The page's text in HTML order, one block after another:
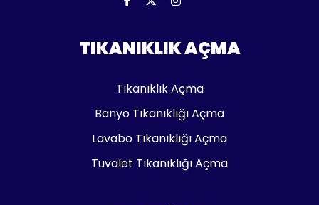
TIKANIKLIK AÇMA
Tıkanıklık Açma
Banyo Tıkanıklığı Açma
Lavabo Tıkanıklığı Açma
Tuvalet Tıkanıklığı Açma